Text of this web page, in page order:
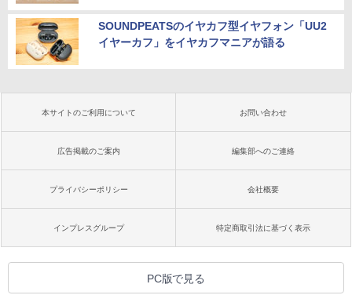
SOUNDPEATSのイヤカフ型イヤフォン「UU2
イヤーカフ」をイヤカフマニアが語る
本サイトのご利用について お問い合わせ
広告掲載のご案内 編集部へのご連絡
プライバシーポリシー 会社概要
インプレスグループ 特定商取引法に基づく表示
PC版で見る